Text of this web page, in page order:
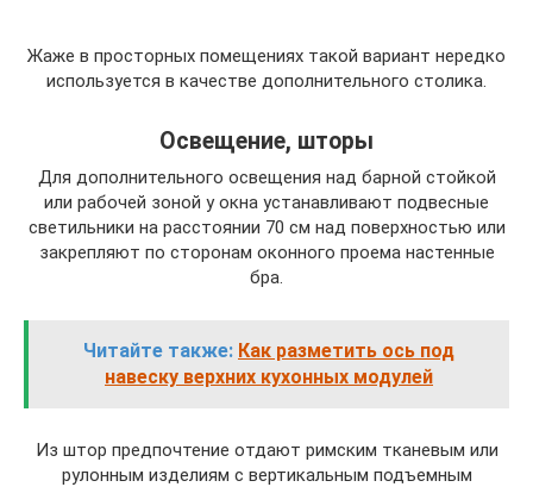
Жаже в просторных помещениях такой вариант нередко
используется в качестве дополнительного столика.
Освещение, шторы
Для дополнительного освещения над барной стойкой
или рабочей зоной у окна устанавливают подвесные
светильники на расстоянии 70 см над поверхностью или
закрепляют по сторонам оконного проема настенные
бра.
Читайте также: Как разметить ось под
навеску верхних кухонных модулей
Из штор предпочтение отдают римским тканевым или
рулонным изделиям с вертикальным подъемным